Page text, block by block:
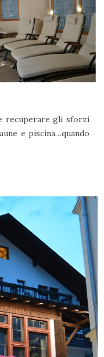
recuperare gli sforzi
e piscina…quando